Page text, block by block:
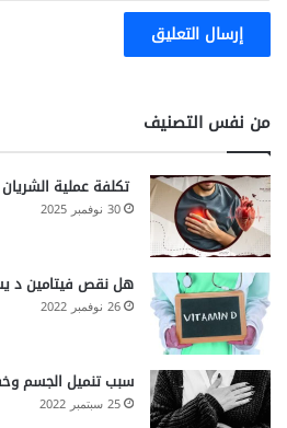
من نفس التصنيف
تكلفة عملية
30 نوفمبر 2025
هل نقص فيتامين د
26 نوفمبر 2022
سبب تنميل الجسم
25 سبتمبر 2022